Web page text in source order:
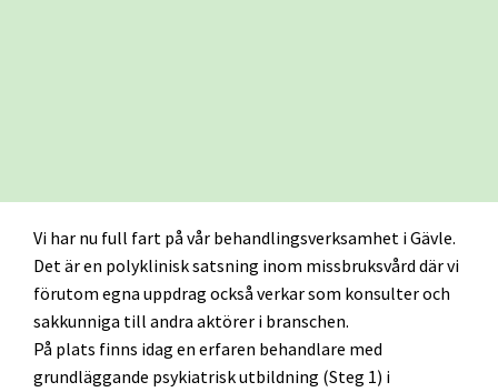
Vi har nu full fart på vår behandlingsverksamhet i Gävle.
Det är en polyklinisk satsning inom missbruksvård där vi
förutom egna uppdrag också verkar som konsulter och
sakkunniga till andra aktörer i branschen.
På plats finns idag en erfaren behandlare med
grundläggande psykiatrisk utbildning (Steg 1) i